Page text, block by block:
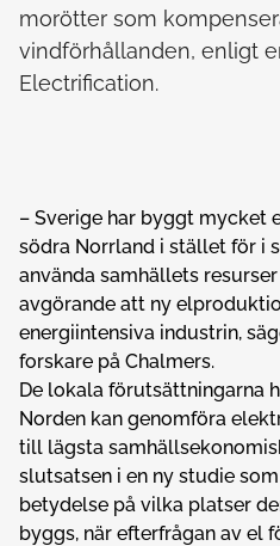
morötter som
vindförhållanden, enligt
Electrification.
– Sverige har byggt mycket
södra Norrland i stället för i
använda samhällets
avgörande att ny
energiintensiva industrin,
forskare på Chalmers.
De lokala förutsättningarna
Norden kan genomföra
till lägsta
slutsatsen i en ny studie
betydelse på vilka platser
byggs, när efterfrågan av el